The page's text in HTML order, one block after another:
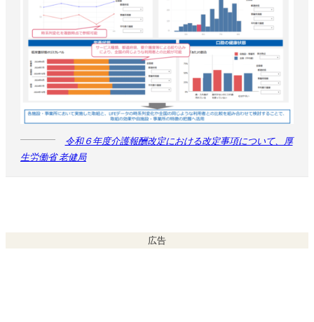
令和６年度介護報酬改定における改定事項について、厚
生労働省 老健局
広告